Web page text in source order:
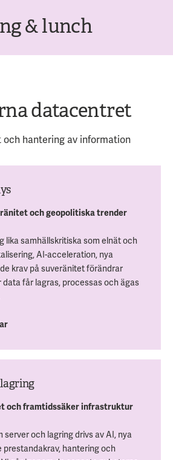
& lunch
datacentret
och hantering av information
och geopolitiska trender
lika samhällskritiska som elnät och
AI-acceleration, nya
krav på suveränitet förändrar
data får lagras, processas och ägas
och framtidssäker infrastruktur
server och lagring drivs av AI, nya
prestandakrav, hantering och